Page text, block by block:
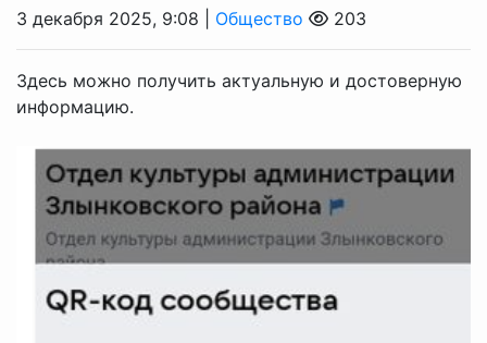
3 декабря 2025, 9:08 | Общество 203
Здесь можно получить актуальную и достоверную
информацию.